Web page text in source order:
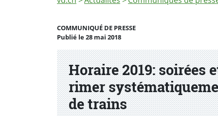
Horaire 2019: soirées
rimer
de trains
COMMUNIQUÉ DE PRESSE
Publié le 28 mai 2018
Partenaire(s)